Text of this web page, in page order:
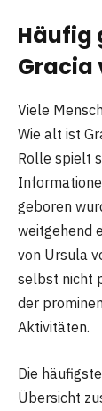
Häufig
Gracia
Viele
Wie alt ist
Rolle spielt
geboren
weitgehend
von Ursula
selbst nicht
der
Aktivitäten.
Die
Übersicht